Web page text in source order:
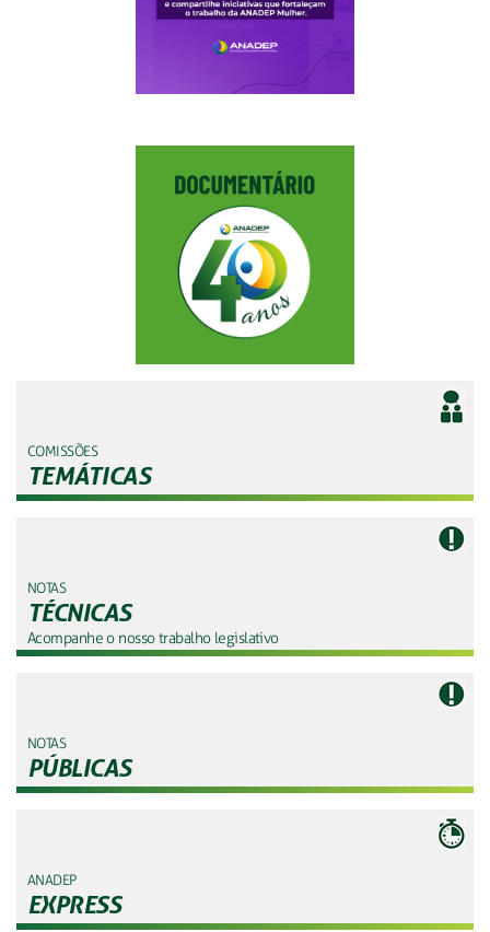
COMISSÕES
TEMÁTICAS
NOTAS
TÉCNICAS
Acompanhe o nosso trabalho legislativo
NOTAS
PÚBLICAS
ANADEP
EXPRESS